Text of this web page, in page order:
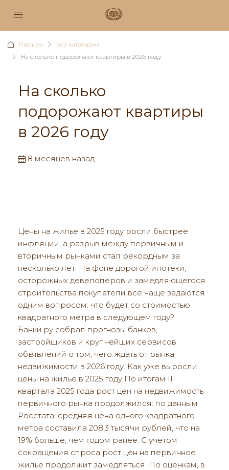
Главная
Без категории
На сколько подорожают квартиры в 2026 году
На сколько
подорожают квартиры
в 2026 году
8 месяцев назад
Цены на жилье в 2025 году росли быстрее
инфляции, а разрыв между первичным и
вторичным рынками стал рекордным за
несколько лет. На фоне дорогой ипотеки,
осторожных девелоперов и замедляющегося
строительства покупатели все чаще задаются
одним вопросом: что будет со стоимостью
квадратного метра в следующем году?
Банки.ру собрал прогнозы банков,
застройщиков и крупнейших сервисов
объявлений о том, чего ждать от рынка
недвижимости в 2026 году. Как уже выросли
цены на жилье в 2025 году По итогам III
квартала 2025 года рост цен на недвижимость
первичного рынка продолжился: по данным
Росстата, средняя цена одного квадратного
метра составила 208,3 тысячи рублей, что на
19% больше, чем годом ранее. С учетом
сокращения спроса рост цен на первичное
жилье продолжит замедляться. По оценкам, в